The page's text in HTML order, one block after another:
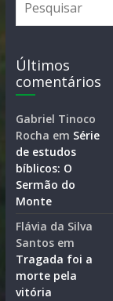
Últimos
comentários
Gabriel Tinoco
Rocha em Série
de estudos
bíblicos: O
Sermão do
Monte
Flávia da Silva
Santosem
Tragada foi a
morte pela
vitória